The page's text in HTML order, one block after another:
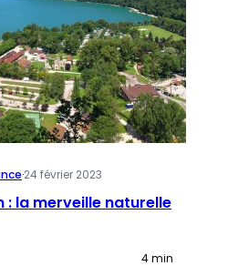
·24 février 2023
: la merveille naturelle
4 min